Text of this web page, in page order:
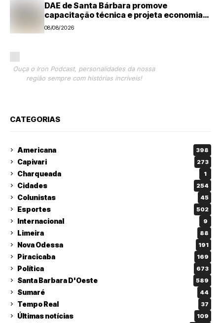
DAE de Santa Bárbara promove
capacitação técnica e projeta economia
anual de mais de R$ 300 mil com eficiência
08/08/2026
Ouça o Iron Podcast, personalidades da nossa
região sempre com histórias incríveis!
CATEGORIAS
Americana 398
Capivari 273
Charqueada 1
Cidades 254
Colunistas 45
Esportes 502
Internacional 9
Limeira 88
Nova Odessa 191
Piracicaba 169
Política 673
Santa Barbara D'Oeste 589
Sumaré 44
Tempo Real 37
Últimas notícias 109